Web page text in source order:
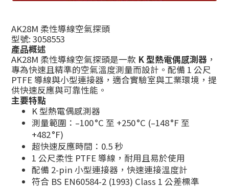
AK28M 柔性導線空氣探頭
型號: 3058553
產品概述
AK28M 柔性導線空氣探頭是一款 K 型熱電偶感測器 ，
專為快速且精準的空氣溫度測量而設計。配備 1 公尺
PTFE 導線與小型連接器，適合實驗室與工業環境，提
供快速反應與可靠性能。
主要特點
K 型熱電偶感測器
測量範圍：–100 °C 至 +250 °C (–148 °F 至
+482 °F)
超快速反應時間：0.5 秒
1 公尺柔性 PTFE 導線，耐用且易於使用
配備 2-pin 小型連接器，快速連接溫度計
符合 BS EN60584-2 (1993) Class 1 公差標準